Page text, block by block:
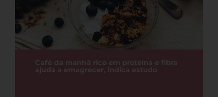
Café da manhã rico em proteína e fibra
ajuda a emagrecer, indica estudo